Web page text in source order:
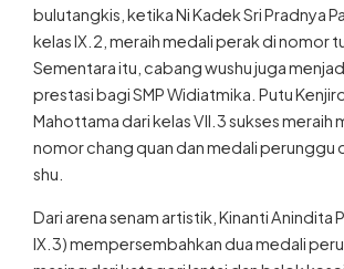
kelas IX.2, meraih medali perak di nomor
Sementara itu, cabang wushu juga
prestasi bagi SMP Widiatmika. Putu Kenjiro
Mahottama dari kelas VII.3 sukses meraih
nomor chang quan dan medali perunggu
IX.3) mempersembahkan dua medali
masing dari kategori lantai dan balok